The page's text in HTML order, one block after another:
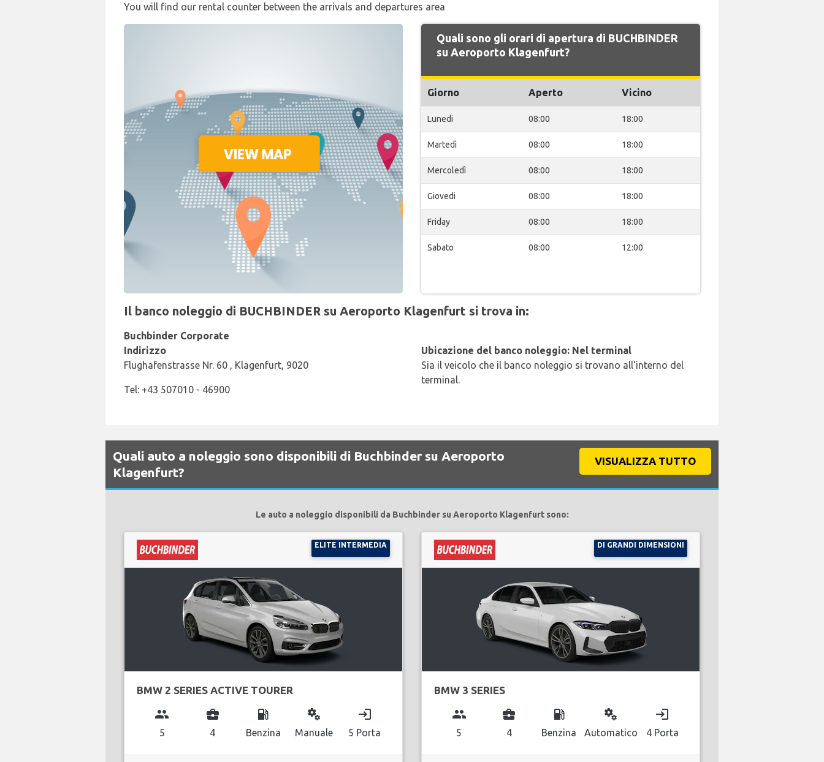
You will find our rental counter between the arrivals and departures area
Quali sono gli orari di apertura di BUCHBINDER
su Aeroporto Klagenfurt?
Giorno Aperto Vicino
Lunedi 08:00 18:00
Martedì 08:00 18:00
Mercoledì 08:00 18:00
Giovedi 08:00 18:00
Friday 08:00 18:00
Sabato 08:00 12:00
Il banco noleggio di BUCHBINDER su Aeroporto Klagenfurt si trova in:
Buchbinder Corporate
Indirizzo
Flughafenstrasse Nr. 60 , Klagenfurt, 9020
Tel: +43 507010 - 46900
Ubicazione del banco noleggio: Nel terminal
Sia il veicolo che il banco noleggio si trovano all'interno del
terminal.
Quali auto a noleggio sono disponibili di Buchbinder su Aeroporto
Klagenfurt?
VISUALIZZA TUTTO
Le auto a noleggio disponibili da Buchbinder su Aeroporto Klagenfurt sono:
ELITE INTERMEDIA
BMW 2 SERIES ACTIVE TOURER
group
5
business_center
4
local_gas_station
Benzina
miscellaneous_services
Manuale
login
5 Porta
DI GRANDI DIMENSIONI
BMW 3 SERIES
group
5
business_center
4
local_gas_station
Benzina
miscellaneous_services
Automatico
login
4 Porta